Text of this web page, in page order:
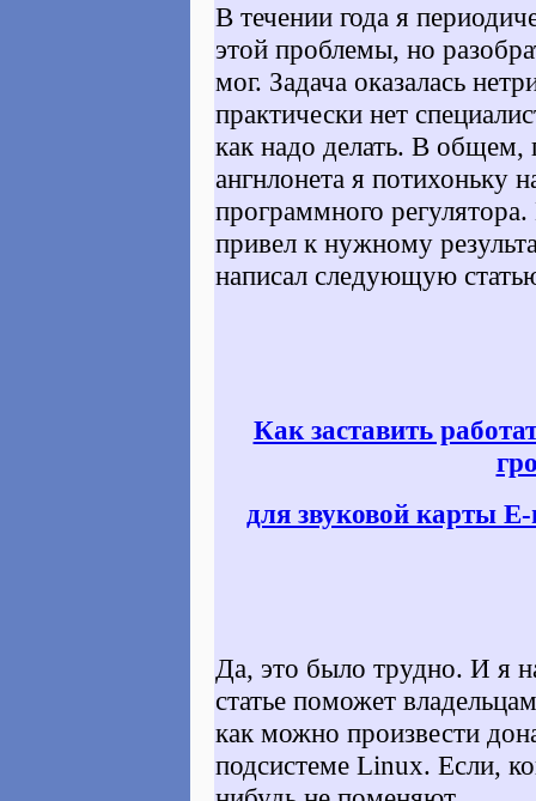
В течении года я
этой проблемы, но
мог. Задача оказалась
практически нет
как надо делать. В
ангнлонета я потихоньку
программного
привел к нужному
написал следующую
Как заставить
для звуковой карты
Да, это было трудно. И я
статье поможет
как можно произвести
подсистеме Linux. Если,